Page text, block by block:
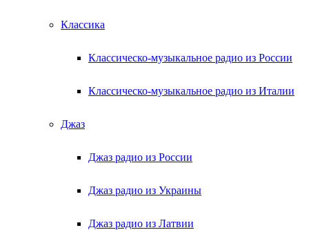
Классика
Классическо-музыкальное радио из России
Классическо-музыкальное радио из Италии
Джаз
Джаз радио из России
Джаз радио из Украины
Джаз радио из Латвии